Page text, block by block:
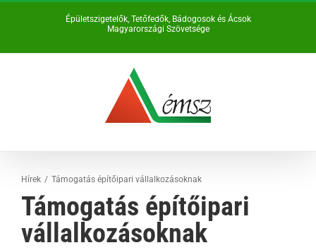
Épületszigetelők, Tetőfedők, Bádogosok és Ácsok
Magyarországi Szövetsége
Hírek Támogatás építőipari vállalkozásoknak
Támogatás építőipari
vállalkozásoknak